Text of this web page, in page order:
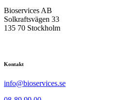
Bioservices AB
Solkraftsvägen 33
135 70 Stockholm
Kontakt
info@bioservices.se